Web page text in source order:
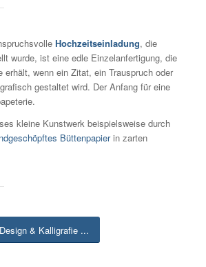
Hochzeitseinladung, die
wurde, ist eine edle Einzelanfertigung, die
erhält, wenn ein Zitat, ein Trauspruch oder
gestaltet wird. Der Anfang für eine
kleine Kunstwerk beispielsweise durch
Büttenpapierin zarten
& Kalligrafie ...